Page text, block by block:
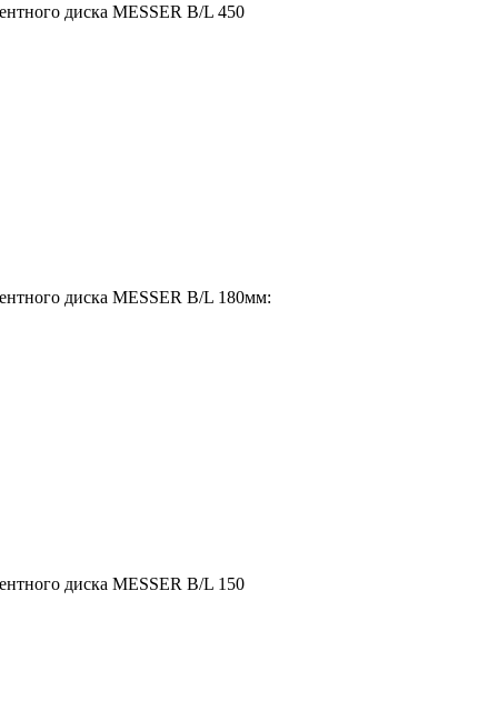
диска MESSER B/L 450
диска MESSER B/L 180мм:
диска MESSER B/L 150